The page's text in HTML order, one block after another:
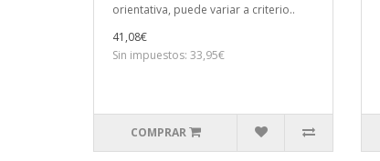
orientativa, puede variar a criterio..
41,08€
Sin impuestos: 33,95€
COMPRAR